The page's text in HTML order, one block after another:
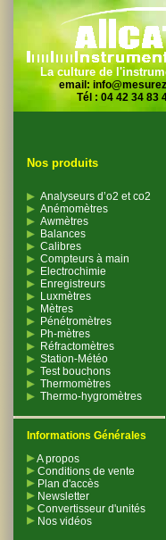
La culture de
email:
Tél : 04 42 34 83
Nos produits
Analyseurs d’o2 et co2
Anémomètres
Awmètres
Balances
Calibres
Compteurs à main
Electrochimie
Enregistreurs
Luxmètres
Mètres
Pénétromètres
Ph-mètres
Réfractomètres
Station-Météo
Test bouchons
Thermomètres
Thermo-hygromètres
Informations Générales
A propos
Conditions de vente
Plan d'accès
Newsletter
Convertisseur d'unités
Nos vidéos